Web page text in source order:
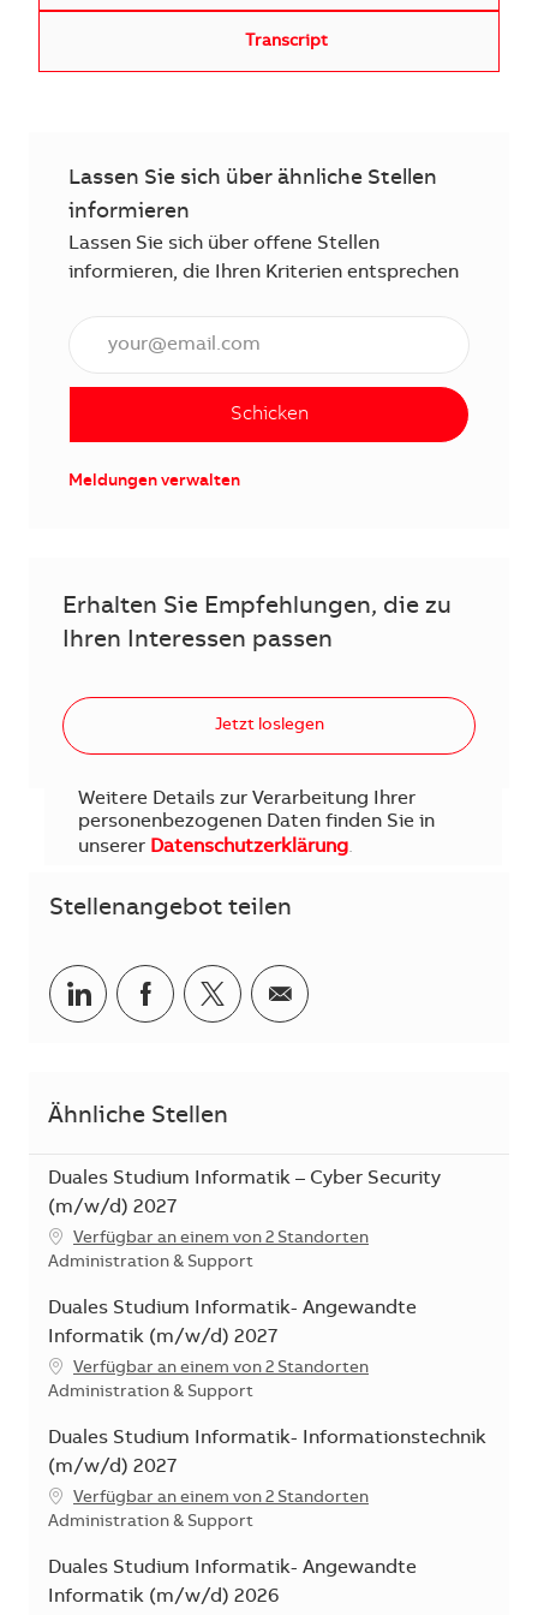
Transcript
Lassen Sie sich über ähnliche Stellen
informieren
Lassen Sie sich über offene Stellen
informieren, die Ihren Kriterien entsprechen
Schicken
Meldungen verwalten
Erhalten Sie Empfehlungen, die zu
Ihren Interessen passen
Jetzt loslegen
Weitere Details zur Verarbeitung Ihrer
personenbezogenen Daten finden Sie in
unserer Datenschutzerklärung.
Stellenangebot teilen
Teilen via LinkedIn
Teilen via Facebook
Teilen via Twitter
Teilen via E-Mail
Ähnliche Stellen
Duales Studium Informatik – Cyber Security
(m/w/d) 2027
Verfügbar an einem von 2 Standorten
Kategorie
Administration & Support
Duales Studium Informatik- Angewandte
Informatik (m/w/d) 2027
Verfügbar an einem von 2 Standorten
Kategorie
Administration & Support
Duales Studium Informatik- Informationstechnik
(m/w/d) 2027
Verfügbar an einem von 2 Standorten
Kategorie
Administration & Support
Duales Studium Informatik- Angewandte
Informatik (m/w/d) 2026